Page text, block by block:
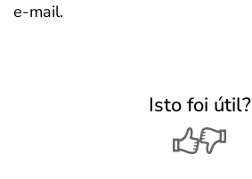
e-mail.
Isto foi útil?